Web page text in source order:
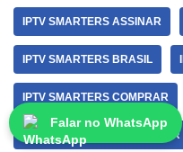
IPTV SMARTERS ASSINAR
IPTV SMARTERS BRASIL
IPTV SMARTERS COMPRAR
IPTV SMARTERS FORA DO AR
Falar no WhatsApp